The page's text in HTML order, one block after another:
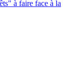
à faire face à la